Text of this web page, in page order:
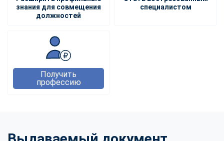
знания для совмещения
должностей
специалистом
Получить
профессию